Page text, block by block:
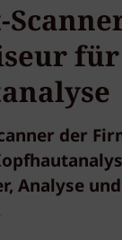
der
Analyse